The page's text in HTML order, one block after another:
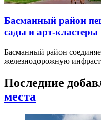
Басманный район
сады и арт-кластеры
Басманный район
железнодорожную
Последние
места